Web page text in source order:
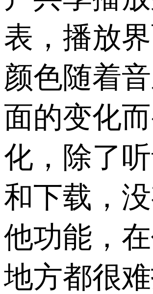
表，播放
颜色随着
面的变化
化，除了
和下载，
他功能，
地方都很